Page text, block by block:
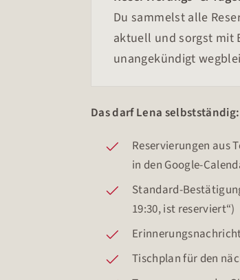
Du sammelst alle
aktuell und sorgst mit
unangekündigt
Das darf Lena selbstständig:
Reservierungen aus
in den Google-
Standard-
19:30, ist reserviert“)
Tischplan für den